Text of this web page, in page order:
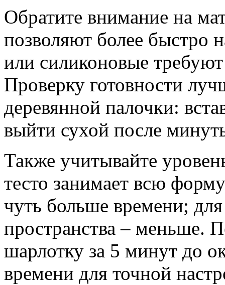
Обратите внимание на
позволяют более быстро
или силиконовые
Проверку готовности
деревянной палочки:
выйти сухой после
Также учитывайте
тесто занимает всю
чуть больше времени;
пространства – меньше.
шарлотку за 5 минут до
времени для точной